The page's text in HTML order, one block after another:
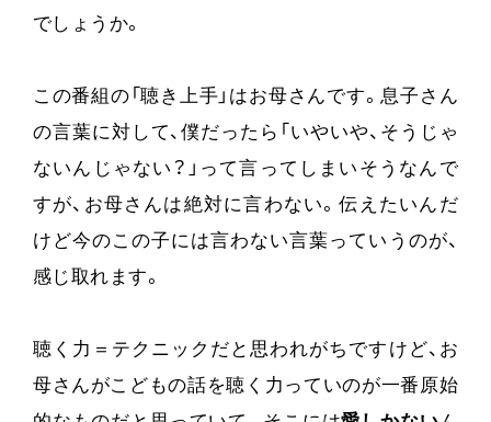
でしょうか。
この番組の「聴き上手」はお母さんです。息子さん
の言葉に対して、僕だったら「いやいや、そうじゃ
ないんじゃない？」って言ってしまいそうなんで
すが、お母さんは絶対に言わない。伝えたいんだ
けど今のこの子には言わない言葉っていうのが、
感じ取れます。
聴く力＝テクニックだと思われがちですけど、お
母さんがこどもの話を聴く力っていのが一番原始